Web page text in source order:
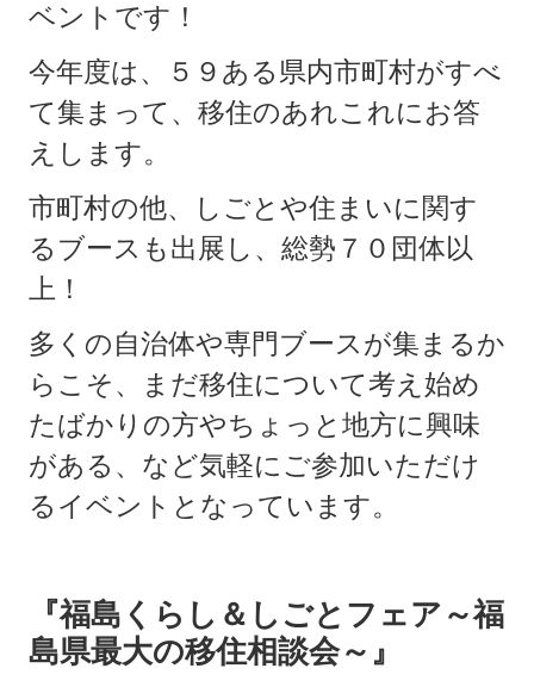
ベントです！
今年度は、５９ある県内市町村がすべ
て集まって、移住のあれこれにお答
えします。
市町村の他、しごとや住まいに関す
るブースも出展し、総勢７０団体以
上！
多くの自治体や専門ブースが集まるか
らこそ、まだ移住について考え始め
たばかりの方やちょっと地方に興味
がある、など気軽にご参加いただけ
るイベントとなっています。
『福島くらし＆しごとフェア～福
島県最大の移住相談会～』